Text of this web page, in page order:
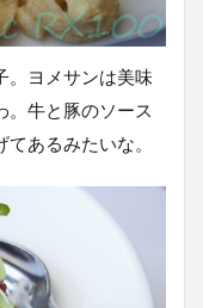
。ヨメサンは美味
。牛と豚のソース
あるみたいな。